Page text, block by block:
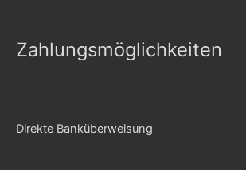
Zahlungsmöglichkeiten
Direkte Banküberweisung